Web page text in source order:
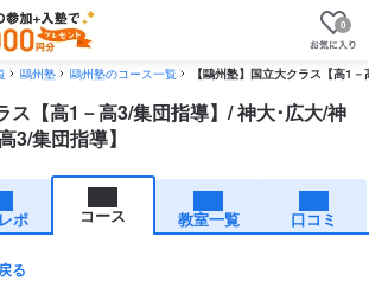
0
鷗州塾 鷗州塾のコース一覧 【鷗州塾】国立大クラス【高1
ス【高1－高3/集団指導】/ 神大･広大/神
3/集団指導】
ポ コース 教室一覧 口コミ
る